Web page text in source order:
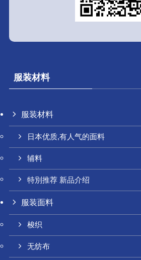
服装材料
服装材料
日本优质,有人气的面料
辅料
特別推荐 新品介绍
服装面料
梭织
无纺布